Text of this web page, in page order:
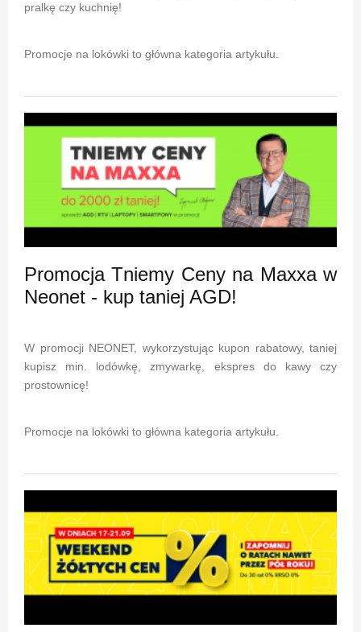
pralkę czy kuchnię!
Promocje na lokówki to główna kategoria artykułu.
Promocja Tniemy Ceny na Maxxa w
Neonet - kup taniej AGD!
W promocji NEONET, wykorzystując kupon rabatowy, taniej
kupisz min. lodówkę, zmywarkę, ekspres do kawy czy
prostownicę!
Promocje na lokówki to główna kategoria artykułu.